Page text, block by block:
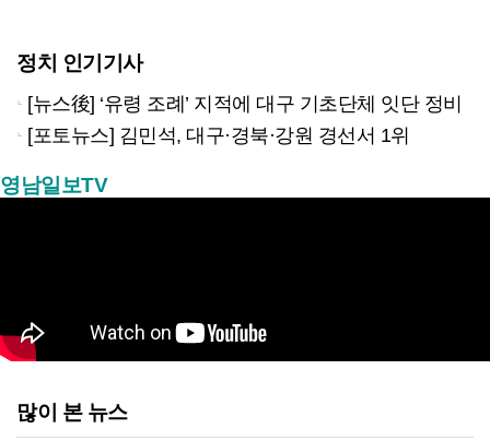
정치 인기기사
[뉴스後] ‘유령 조례’ 지적에 대구 기초단체 잇단 정비
[포토뉴스] 김민석, 대구·경북·강원 경선서 1위
영남일보TV
많이 본 뉴스